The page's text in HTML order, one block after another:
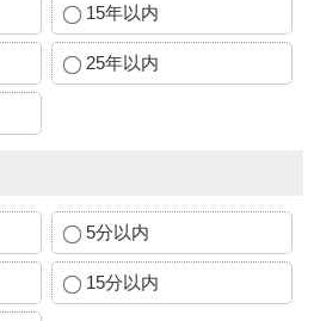
15年以内
25年以内
5分以内
15分以内